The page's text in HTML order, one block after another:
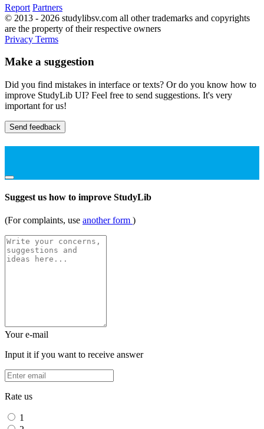
Report Partners
© 2013 - 2026 studylibsv.com all other trademarks and copyrights
are the property of their respective owners
Privacy Terms
Make a suggestion
Did you find mistakes in interface or texts? Or do you know how to
improve StudyLib UI? Feel free to send suggestions. It's very
important for us!
Send feedback
Suggest us how to improve StudyLib
(For complaints, use another form )
Your e-mail
Input it if you want to receive answer
Rate us
1